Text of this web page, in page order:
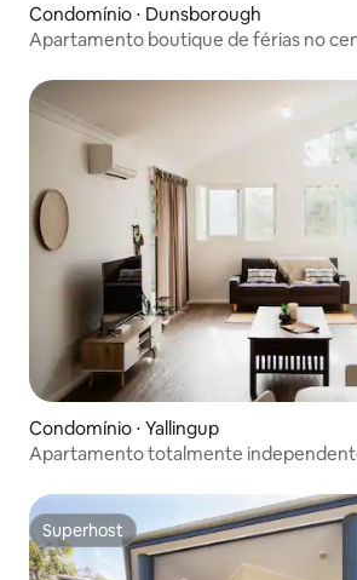
Condomínio ⋅ Dunsborough
Apartamento boutique de férias no
Condomínio ⋅ Yallingup
Apartamento totalmente
Superhost
Superhost